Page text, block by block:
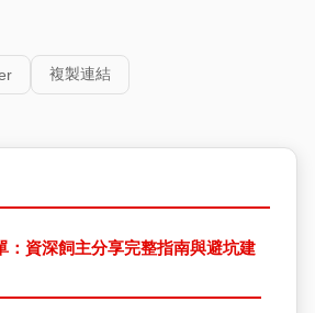
複製連結
：資深飼主分享完整指南與避坑建